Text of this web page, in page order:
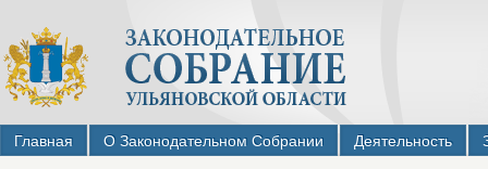
Главная О Законодательном Собрании Деятельность